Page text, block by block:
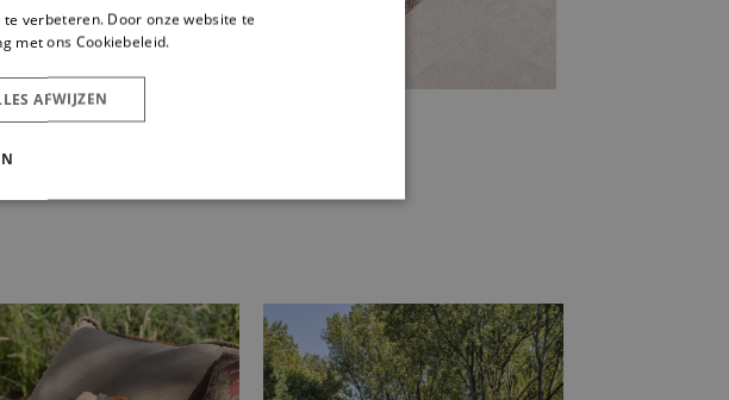
verbeteren. Door onze website te
met ons Cookiebeleid.
AFWIJZEN
TARGETING FUNCTIONEEL
Functioneel
zoals gebruikersaanmelding en accountbeheer. De